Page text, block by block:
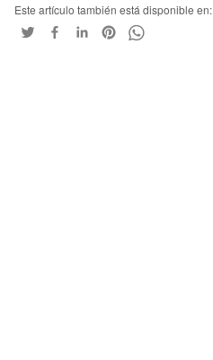
Este artículo también está disponible en: